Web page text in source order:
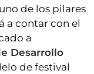
de los pilares
a contar con el
a
Desarrollo
de festival